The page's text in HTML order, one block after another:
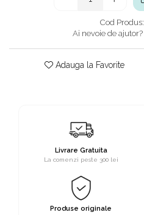
Cod Produs:
Ai nevoie de ajutor?
Adauga la Favorite
Livrare Gratuita
La comenzi peste 300 lei
Produse originale